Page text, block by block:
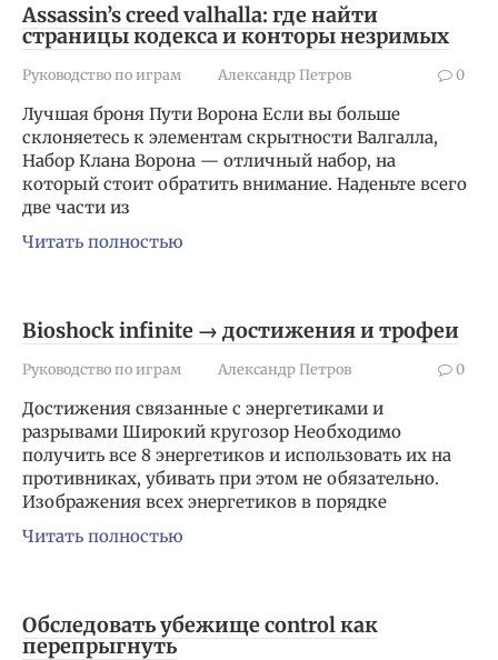
Assassin’s creed valhalla: где найти
страницы кодекса и конторы незримых
Руководство по играм Александр Петров 0
Лучшая броня Пути Ворона Если вы больше
склоняетесь к элементам скрытности Валгалла,
Набор Клана Ворона — отличный набор, на
который стоит обратить внимание. Наденьте всего
две части из
Читать полностью
Bioshock infinite → достижения и трофеи
Руководство по играм Александр Петров 0
Достижения связанные с энергетиками и
разрывами Широкий кругозор Необходимо
получить все 8 энергетиков и использовать их на
противниках, убивать при этом не обязательно.
Изображения всех энергетиков в порядке
Читать полностью
Обследовать убежище control как
перепрыгнуть